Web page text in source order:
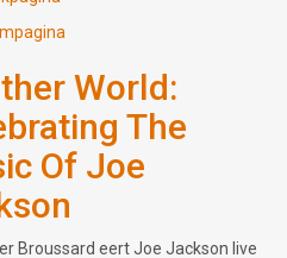
Gouda Studio's, Oosthaven 12,
- 21u15
de QR-code) / Aan de deur:
World:
The
Of Joe
Broussard eert Joe Jackson live